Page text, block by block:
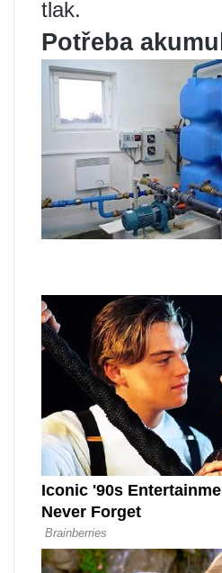
tlak.
Potřeba